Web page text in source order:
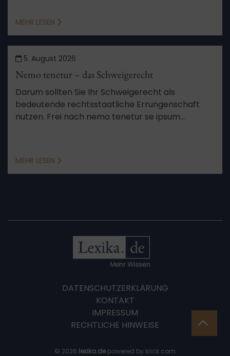
MEHR LESEN
5. August 2026
Nemo tenetur – das Schweigerecht
Darum sollten Sie Ihr Schweigerecht als
bedeutende rechtsstaatliche Errungenschaft
nutzen. Frei nach nemo tenetur se ipsum
MEHR LESEN
DATENSCHUTZERKLÄRUNG
KONTAKT
IMPRESSUM
RECHTLICHE HINWEISE
© 2026 lexika.depowered by krick.com